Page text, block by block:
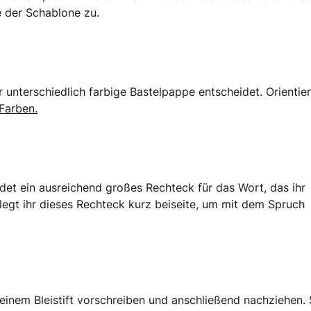
Schablone zu.
farbige Bastelpappe entscheidet.
ein ausreichend großes Rechteck für das Wort, das ihr
ihr dieses Rechteck kurz beiseite, um mit dem Spruch
Bleistift vorschreiben und anschließend nachziehen.